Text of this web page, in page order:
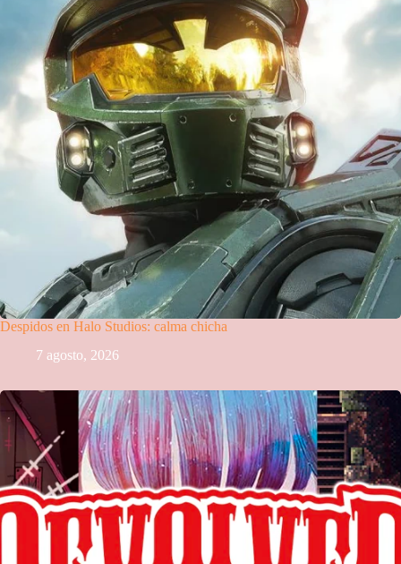
Despidos en Halo Studios: calma chicha
7 agosto, 2026